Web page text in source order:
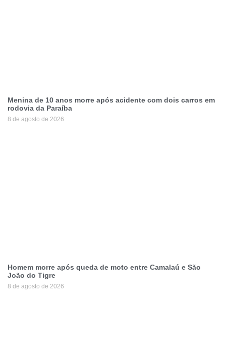
Menina de 10 anos morre após acidente com dois carros em
rodovia da Paraíba
8 de agosto de 2026
Homem morre após queda de moto entre Camalaú e São
João do Tigre
8 de agosto de 2026